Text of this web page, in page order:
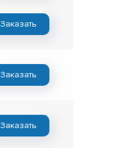
Заказать
Заказать
Заказать